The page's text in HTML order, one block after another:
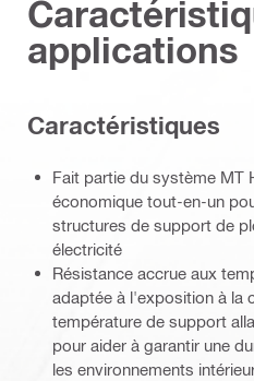
applications
Caractéristiques
Fait partie du système MT
économique tout-en-un
structures de support de
électricité
Résistance accrue aux
adaptée à l'exposition à la
température de support
pour aider à garantir une
les environnements